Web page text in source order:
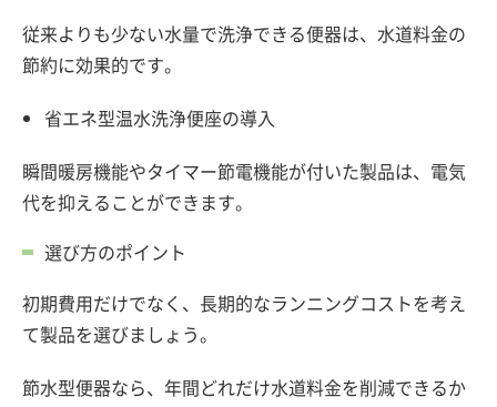
従来よりも少ない水量で洗浄できる便器は、水道料金の
節約に効果的です。
省エネ型温水洗浄便座の導入
瞬間暖房機能やタイマー節電機能が付いた製品は、電気
代を抑えることができます。
選び方のポイント
初期費用だけでなく、長期的なランニングコストを考え
て製品を選びましょう。
節水型便器なら、年間どれだけ水道料金を削減できるか